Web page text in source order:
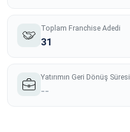
Toplam Franchise Adedi
31
Yatırımın Geri Dönüş Süresi
--